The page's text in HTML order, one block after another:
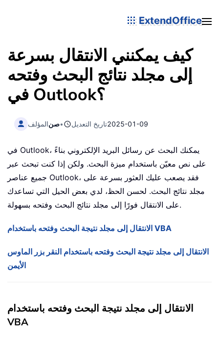
ExtendOffice
كيف يمكنني الانتقال بسرعة
إلى مجلد نتائج البحث وفتحه
في Outlook؟
المؤلفصن• تاريخ التعديل2025-01-09
في Outlook، يمكنك البحث عن رسائل البريد الإلكتروني بناءً
على نص معيّن باستخدام ميزة البحث. ولكن إذا كنت تبحث عبر
جميع عناصر Outlook، فقد يصعب عليك العثور بسرعة على
مجلد نتائج البحث. لحسن الحظ، لدي بعض الحيل التي تساعدك
على الانتقال فورًا إلى مجلد نتائج البحث وفتحه بسهولة.
الانتقال إلى مجلد نتيجة البحث وفتحه باستخدام VBA
الانتقال إلى مجلد نتيجة البحث وفتحه باستخدام النقر بزر الماوس
الأيمن
الانتقال إلى مجلد نتيجة البحث وفتحه باستخدام
VBA